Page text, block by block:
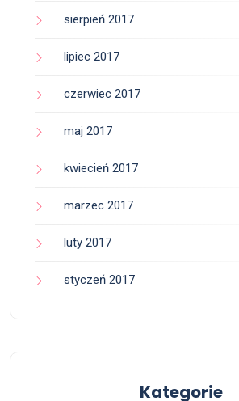
sierpień 2017
lipiec 2017
czerwiec 2017
maj 2017
kwiecień 2017
marzec 2017
luty 2017
styczeń 2017
Kategorie